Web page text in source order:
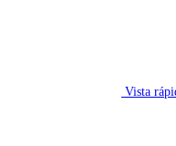
Vista